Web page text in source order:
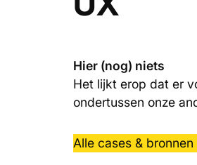
Hier (nog) niets
Het lijkt erop dat er
ondertussen onze
Alle cases & bronnen